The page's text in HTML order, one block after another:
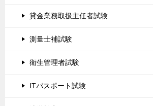
貸金業務取扱主任者試験
測量士補試験
衛生管理者試験
ITパスポート試験